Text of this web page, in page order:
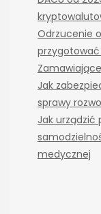
Odrzucenie
Jak
sprawy
Jak urządzić
medycznej